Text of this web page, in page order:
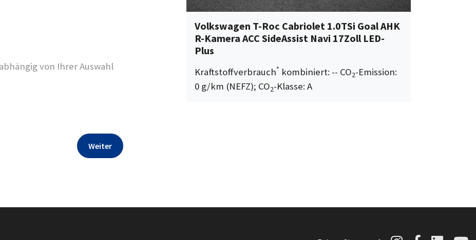
von Ihrer Auswahl
Weiter
Volkswagen T-Roc Cabriolet 1.0TSi Goal AHK
R-Kamera ACC SideAssist Navi 17Zoll LED-
Plus
Kraftstoffverbrauch* kombiniert: -- CO2-Emission:
0 g/km (NEFZ); CO2-Klasse: A